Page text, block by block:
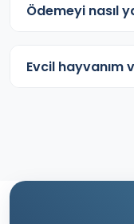
Ödemeyi nasıl
Evcil hayvanım